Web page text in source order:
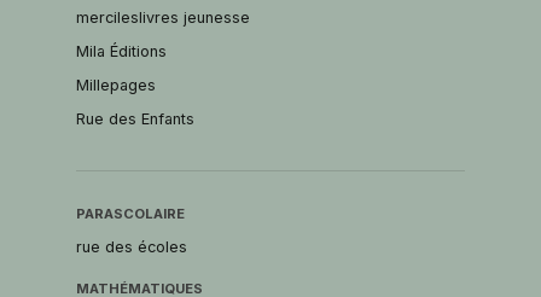
mercileslivres jeunesse
Mila Éditions
Millepages
Rue des Enfants
PARASCOLAIRE
rue des écoles
MATHÉMATIQUES